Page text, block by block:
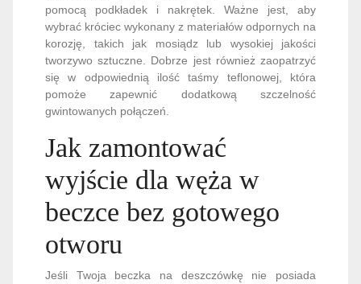
pomocą podkładek i nakrętek. Ważne jest, aby
wybrać króciec wykonany z materiałów odpornych na
korozję, takich jak mosiądz lub wysokiej jakości
tworzywo sztuczne. Dobrze jest również zaopatrzyć
się w odpowiednią ilość taśmy teflonowej, która
pomoże zapewnić dodatkową szczelność
gwintowanych połączeń.
Jak zamontować
wyjście dla węża w
beczce bez gotowego
otworu
Jeśli Twoja beczka na deszczówkę nie posiada